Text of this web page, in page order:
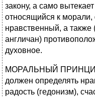
закону, а само
относящийся к
нравственный, а также
англичан)
духовное.
МОРАЛЬНЫЙ ПРИНЦИП
должен определять
радость (гедонизм),